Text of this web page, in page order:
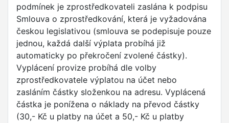
podmínek je zprostředkovateli zaslána k podpisu
Smlouva o zprostředkování, která je vyžadována
českou legislativou (smlouva se podepisuje pouze
jednou, každá další výplata probíhá již
automaticky po překročení zvolené částky).
Vyplácení provize probíhá dle volby
zprostředkovatele výplatou na účet nebo
zasláním částky složenkou na adresu. Vyplácená
částka je ponížena o náklady na převod částky
(30,- Kč u platby na účet a 50,- Kč u platby